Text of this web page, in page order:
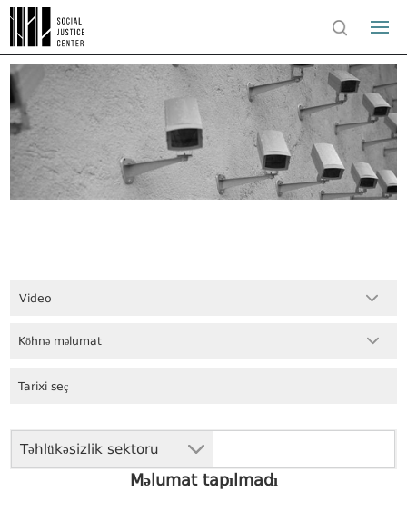
Video
Təhlükəsizlik sektoru
Köhnə məlumat
Məlumat tapılmadı